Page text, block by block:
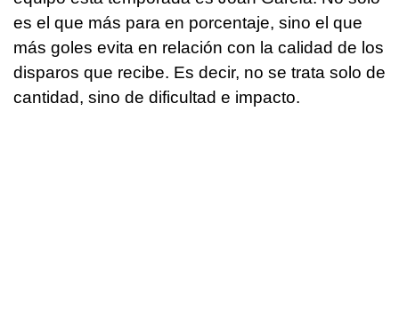
es el que más para en porcentaje, sino el que
más goles evita en relación con la calidad de los
disparos que recibe. Es decir, no se trata solo de
cantidad, sino de dificultad e impacto.